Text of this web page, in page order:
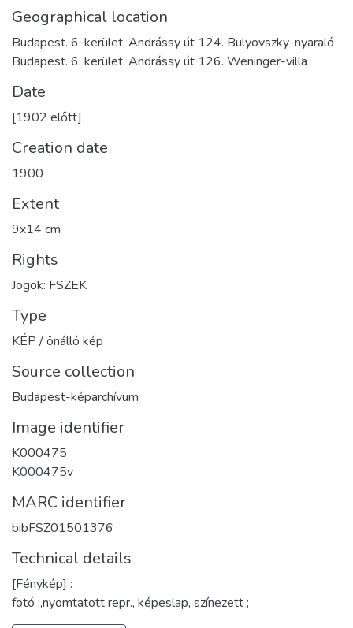
Geographical location
Budapest. 6. kerület. Andrássy út 124. Bulyovszky-nyaraló
Budapest. 6. kerület. Andrássy út 126. Weninger-villa
Date
[1902 előtt]
Creation date
1900
Extent
9x14 cm
Rights
Jogok: FSZEK
Type
KÉP / önálló kép
Source collection
Budapest-képarchívum
Image identifier
K000475
K000475v
MARC identifier
bibFSZ01501376
Technical details
[Fénykép] :
fotó :,nyomtatott repr., képeslap, színezett ;